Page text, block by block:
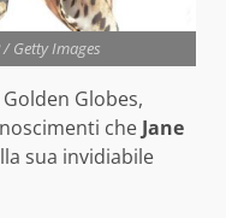
/ Getty Images
Globes,
che Jane
sua invidiabile